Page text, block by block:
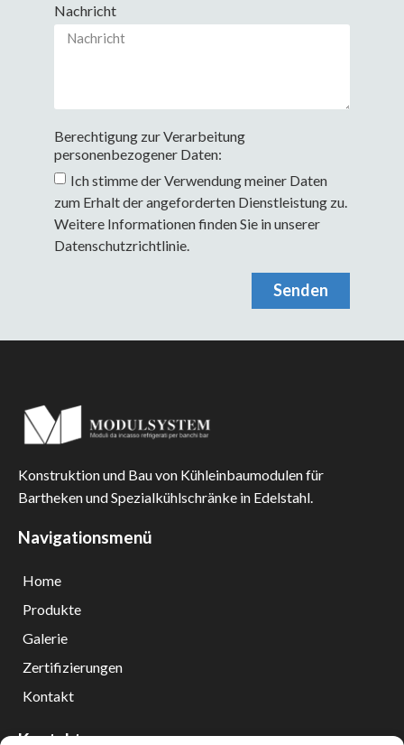
Nachricht
Berechtigung zur Verarbeitung
personenbezogener Daten:
Ich stimme der Verwendung meiner Daten
zum Erhalt der angeforderten Dienstleistung zu.
Weitere Informationen finden Sie in unserer
Datenschutzrichtlinie
Senden
Konstruktion und Bau von Kühleinbaumodulen für
Bartheken und Spezialkühlschränke in Edelstahl.
Navigationsmenü
Home
Produkte
Galerie
Zertifizierungen
Kontakt
Kontakte